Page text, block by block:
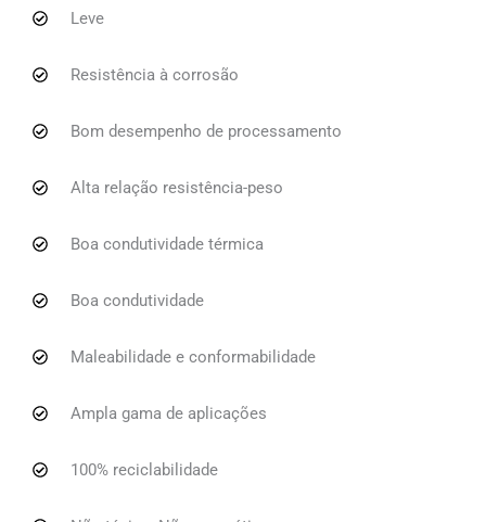
Leve
Resistência à corrosão
Bom desempenho de processamento
Alta relação resistência-peso
Boa condutividade térmica
Boa condutividade
Maleabilidade e conformabilidade
Ampla gama de aplicações
100% reciclabilidade